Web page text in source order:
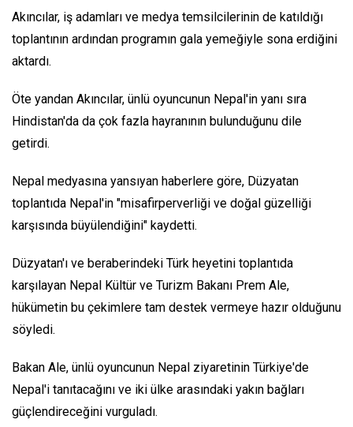
Akıncılar, iş adamları ve medya temsilcilerinin de katıldığı
toplantının ardından programın gala yemeğiyle sona erdiğini
aktardı.
Öte yandan Akıncılar, ünlü oyuncunun Nepal'in yanı sıra
Hindistan'da da çok fazla hayranının bulunduğunu dile
getirdi.
Nepal medyasına yansıyan haberlere göre, Düzyatan
toplantıda Nepal'in "misafirperverliği ve doğal güzelliği
karşısında büyülendiğini" kaydetti.
Düzyatan'ı ve beraberindeki Türk heyetini toplantıda
karşılayan Nepal Kültür ve Turizm Bakanı Prem Ale,
hükümetin bu çekimlere tam destek vermeye hazır olduğunu
söyledi.
Bakan Ale, ünlü oyuncunun Nepal ziyaretinin Türkiye'de
Nepal'i tanıtacağını ve iki ülke arasındaki yakın bağları
güçlendireceğini vurguladı.